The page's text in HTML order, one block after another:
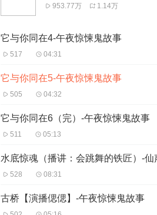
953.77万 1.14万
它与你同在4-午夜惊悚鬼故事
517 04:31
它与你同在5-午夜惊悚鬼故事
505 04:32
它与你同在6（完）-午夜惊悚鬼故事
511 05:13
水底惊魂（播讲：会跳舞的铁匠）-
528 08:31
古桥【演播偲偲】-午夜惊悚鬼故事